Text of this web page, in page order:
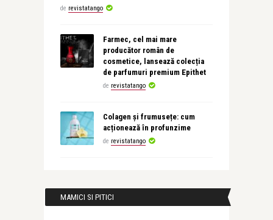
de revistatango
Farmec, cel mai mare
producător român de
cosmetice, lansează colecția
de parfumuri premium Epithet
de revistatango
Colagen și frumusețe: cum
acționează în profunzime
de revistatango
MAMICI SI PITICI